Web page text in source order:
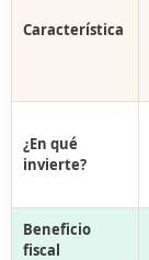
Característica
¿En qué
invierte?
Beneficio
fiscal